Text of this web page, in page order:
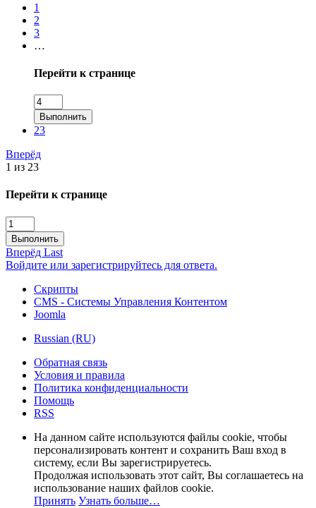
1
2
3
…
Перейти к странице
Выполнить
23
Вперёд
1 из 23
Перейти к странице
Выполнить
Вперёд Last
Войдите или зарегистрируйтесь для ответа.
Скрипты
CMS - Системы Управления Контентом
Joomla
Russian (RU)
Обратная связь
Условия и правила
Политика конфиденциальности
Помощь
RSS
На данном сайте используются файлы cookie, чтобы
персонализировать контент и сохранить Ваш вход в
систему, если Вы зарегистрируетесь.
Продолжая использовать этот сайт, Вы соглашаетесь на
использование наших файлов cookie.
Принять Узнать больше…